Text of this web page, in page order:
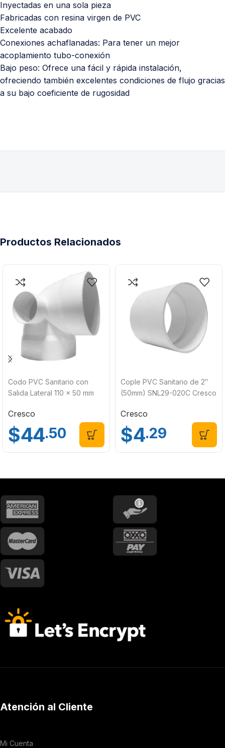
Inyectadas en una sola pieza
Fabricadas con resina virgen de PVC
Excelente acabado
Conexiones achaflanadas: Para tener un mejor
acoplamiento tubo-conexión
Bajo peso: Ofrece una fácil y rápida instalación,
ofreciendo también excelentes condiciones de flujo gracias
a su bajo coeficiente de rugosidad
Productos Relacionados
Codo PVC Sanitario con
Salida Lateral 110 x 50 mm
Cresco
$44.50
Cople PVC Sanitario de 2″
(50mm) SNL29-020C Cresco
Cresco
$4.29
Atención al Cliente
Mi Cuenta